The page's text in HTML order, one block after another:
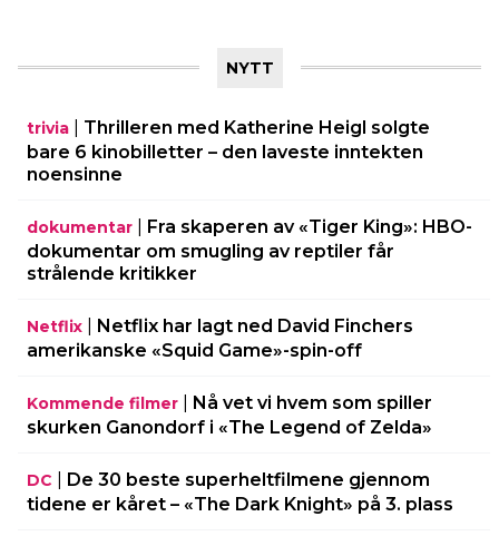
NYTT
trivia
Thrilleren med Katherine Heigl solgte
bare 6 kinobilletter – den laveste inntekten
noensinne
dokumentar
Fra skaperen av «Tiger King»: HBO-
dokumentar om smugling av reptiler får
strålende kritikker
Netflix
Netflix har lagt ned David Finchers
amerikanske «Squid Game»-spin-off
Kommende filmer
Nå vet vi hvem som spiller
skurken Ganondorf i «The Legend of Zelda»
DC
De 30 beste superheltfilmene gjennom
tidene er kåret – «The Dark Knight» på 3. plass